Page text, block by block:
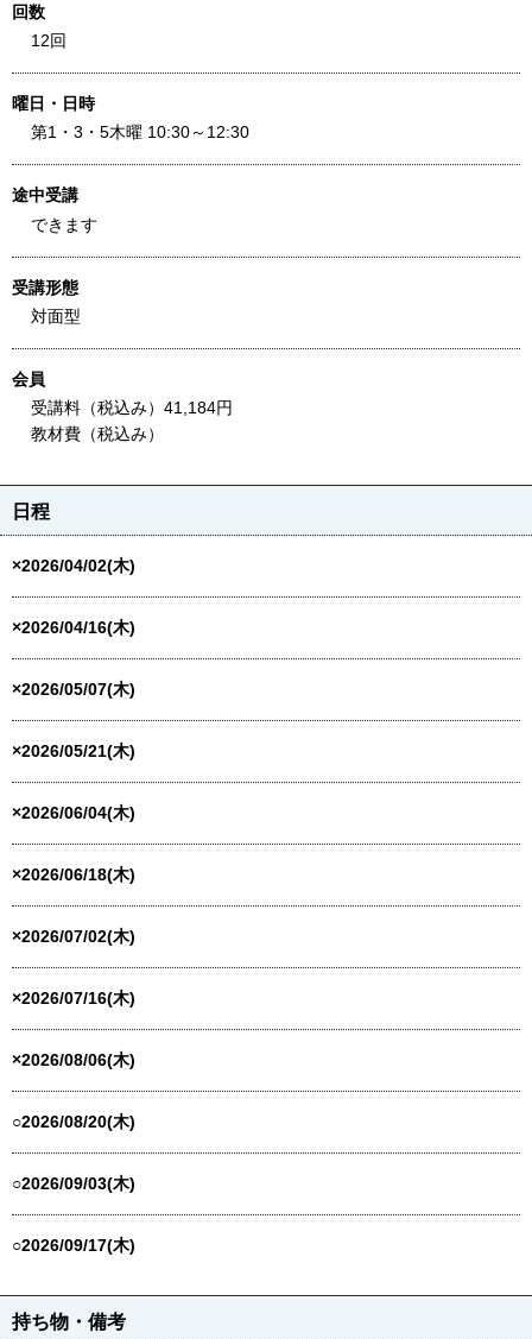
回数
12回
曜日・日時
第1・3・5木曜 10:30～12:30
途中受講
できます
受講形態
対面型
会員
受講料（税込み）41,184円
教材費（税込み）
日程
×2026/04/02(木)
×2026/04/16(木)
×2026/05/07(木)
×2026/05/21(木)
×2026/06/04(木)
×2026/06/18(木)
×2026/07/02(木)
×2026/07/16(木)
×2026/08/06(木)
○2026/08/20(木)
○2026/09/03(木)
○2026/09/17(木)
持ち物・備考